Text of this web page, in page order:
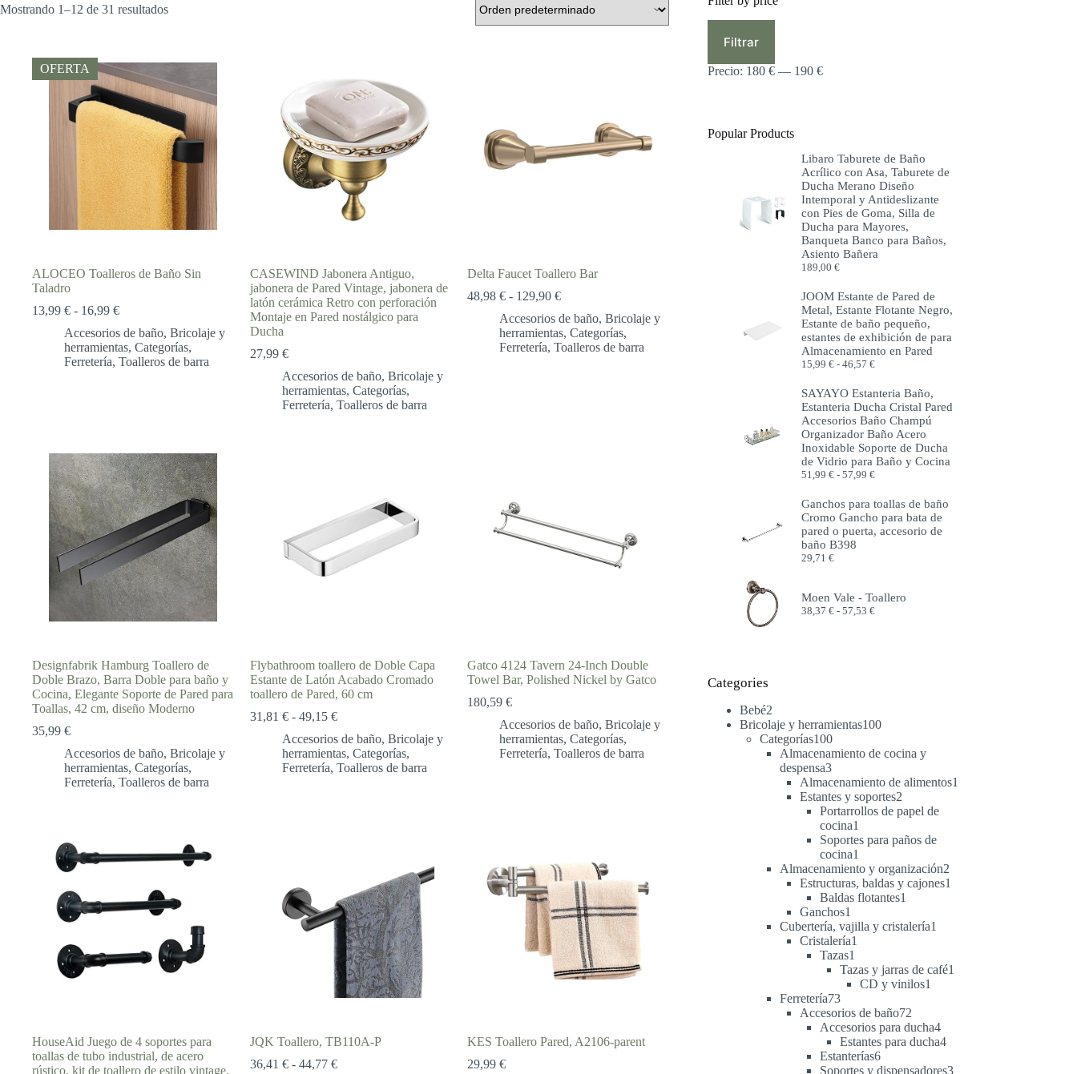
Mostrando 1–12 de 31 resultados
OFERTA
ALOCEO Toalleros de Baño Sin
Taladro
13,99 € - 16,99 €Rango
precios:
desde
13,99 €
Accesorios de baño, Bricolaje y
herramientas, Categorías,
Ferretería, Toalleros de barra
CASEWIND Jabonera Antiguo,
jabonera de Pared Vintage, jabonera de
latón cerámica Retro con perforación
Montaje en Pared nostálgico para
Ducha
27,99 €
Accesorios de baño, Bricolaje y
herramientas, Categorías,
Ferretería, Toalleros de barra
Delta Faucet Toallero Bar
48,98€ - 129,90€Rango
precios:
desde
48,98 €
Accesorios de baño,Bricolaje y
herramientas,Categorías,
Ferretería,Toalleros de barra
Designfabrik Hamburg Toallero de
Doble Brazo, Barra Doble para baño y
Cocina, Elegante Soporte de Pared para
Toallas, 42 cm, diseño Moderno
35,99 €
Accesorios de baño, Bricolaje y
herramientas, Categorías,
Ferretería, Toalleros de barra
Flybathroom toallero de Doble Capa
Estante de Latón Acabado Cromado
toallero de Pared, 60 cm
31,81 € - 49,15 €Rango
precios:
desde
31,81 €
Accesorios de baño, Bricolaje y
herramientas, Categorías,
Ferretería, Toalleros de barra
Gatco 4124 Tavern 24-Inch Double
Towel Bar, Polished Nickel by Gatco
180,59€
Accesorios de baño,Bricolaje y
herramientas,Categorías,
Ferretería,Toalleros de barra
HouseAid Juego de 4 soportes para
toallas de tubo industrial, de acero
rústico, kit de toallero de estilo vintage,
JQK Toallero, TB110A-P
36,41 € - 44,77 €Rango
KES Toallero Pared, A2106-parent
29,99€
mínimo
máximo
Filtrar
Precio: 180 € — 190 €
Popular Products
Libaro Taburete de Baño
Acrílico con Asa, Taburete de
Ducha Merano Diseño
Intemporal y Antideslizante
con Pies de Goma, Silla de
Ducha para Mayores,
Banqueta Banco para Baños,
Asiento Bañera
189,00€
JOOM Estante de Pared de
Metal, Estante Flotante Negro,
Estante de baño pequeño,
estantes de exhibición de para
Almacenamiento en Pared
15,99€ - 46,57€Rango
precios:
desde
15,99 €
hasta
46,57 €
SAYAYO Estanteria Baño,
Estanteria Ducha Cristal Pared
Accesorios Baño Champú
Organizador Baño Acero
Inoxidable Soporte de Ducha
de Vidrio para Baño y Cocina
51,99€ - 57,99€Rango
precios:
51,99 €
hasta
Ganchos para toallas de baño
Cromo Gancho para bata de
pared o puerta, accesorio de
baño B398
29,71€
Moen Vale - Toallero
38,37€ - 57,53€Rango
Categories
Bebé2
productos
Bricolaje y herramientas100100
Categorías100100
productos
Almacenamiento de cocina y
despensa33
productos
Almacenamiento de alimentos1
Estantes y soportes2
productos
Portarrollos de papel de
cocina1
producto
Soportes para paños de
cocina1
producto
Almacenamiento y organización2
Estructuras, baldas y cajones1
Baldas flotantes1
Ganchos1
producto
Cubertería, vajilla y cristalería1
Cristalería1
Tazas1
producto
Tazas y jarras de café1
CD y vinilos1
Ferretería7373
productos
Accesorios de baño72
productos
Accesorios para ducha44
productos
Estantes para ducha44
Estanterías66
productos
Soportes y dispensadores33